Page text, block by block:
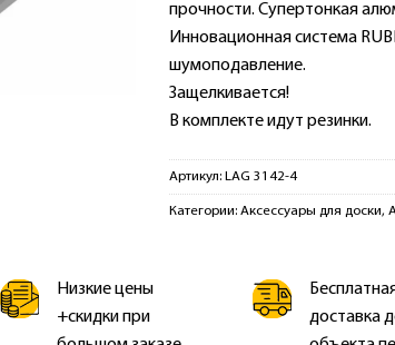
прочности. Супертонкая
Инновационная система
шумоподавление.
Защелкивается!
В комплекте идут резинки.
Артикул: LAG 3142-4
Категории: Аксессуары для доски,
Низкие цены
+скидки при
доставка